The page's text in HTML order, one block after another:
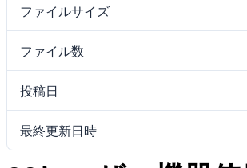
よくあ
ファイルサイズ
ファイル数
投稿日
最終更新日時